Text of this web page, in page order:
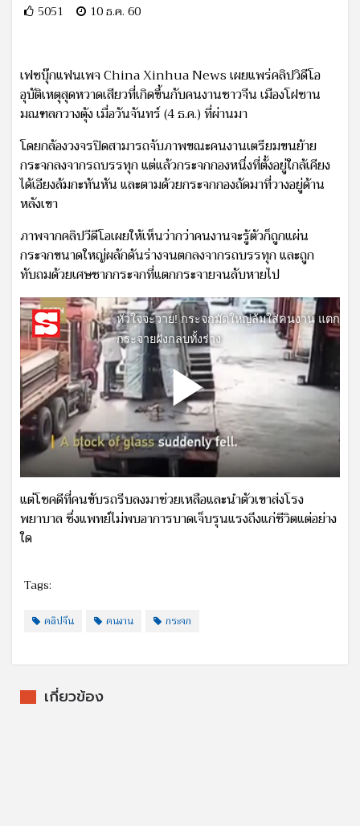
5051 10 ธ.ค. 60
เฟซบุ๊กแฟนเพจ China Xinhua News เผยแพร่คลิปวิดีโอ
อุบัติเหตุสุดหวาดเสียวที่เกิดขึ้นกับคนงานชาวจีน เมืองโฝซาน
มณฑลกวางตุ้ง เมื่อวันจันทร์ (4 ธ.ค.) ที่ผ่านมา
โดยกล้องวงจรปิดสามารถจับภาพขณะคนงานเตรียมขนย้าย
กระจกลงจากรถบรรทุก แต่แล้วกระจกกองหนึ่งที่ตั้งอยู่ใกล้เคียง
ได้เอียงล้มกะทันหัน และตามด้วยกระจกกองถัดมาที่วางอยู่ด้าน
หลังเขา
ภาพจากคลิปวีดีโอเผยให้เห็นว่ากว่าคนงานจะรู้ตัวก็ถูกแผ่น
กระจกขนาดใหญ่ผลักดันร่างจนตกลงจากรถบรรทุก และถูก
ทับถมด้วยเศษซากกระจกที่แตกกระจายจนลับหายไป
แต่โชคดีที่คนขับรถรีบลงมาช่วยเหลือและนำตัวเขาส่งโรง
พยาบาล ซึ่งแพทย์ไม่พบอาการบาดเจ็บรุนแรงถึงแก่ชีวิตแต่อย่าง
ใด
Tags:
คลิปจีน คนงาน กระจก
เกี่ยวข้อง